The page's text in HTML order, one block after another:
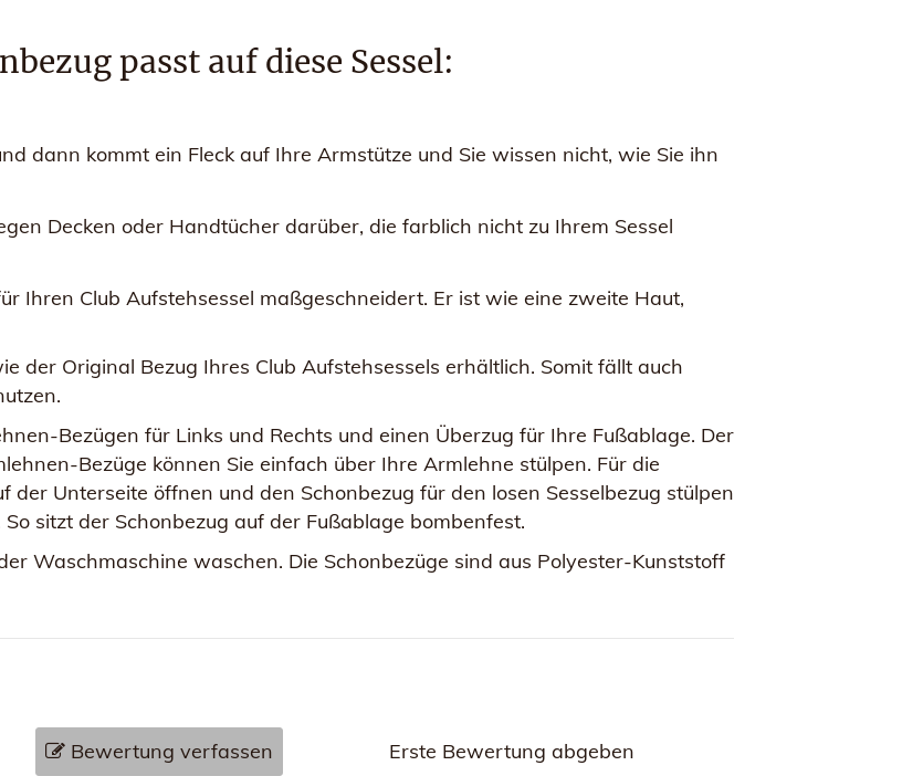
passt auf diese Sessel:
dann kommt ein Fleck auf Ihre Armstütze und Sie wissen nicht, wie Sie ihn
Decken oder Handtücher darüber, die farblich nicht zu Ihrem Sessel
Ihren Club Aufstehsessel maßgeschneidert. Er ist wie eine zweite Haut,
der Original Bezug Ihres Club Aufstehsessels erhältlich. Somit fällt auch
Bezügen für Links und Rechts und einen Überzug für Ihre Fußablage. Der
Bezüge können Sie einfach über Ihre Armlehne stülpen. Für die
der Unterseite öffnen und den Schonbezug für den losen Sesselbezug stülpen
sitzt der Schonbezug auf der Fußablage bombenfest.
Waschmaschine waschen. Die Schonbezüge sind aus Polyester-Kunststoff
Bewertung verfassen Erste Bewertung abgeben